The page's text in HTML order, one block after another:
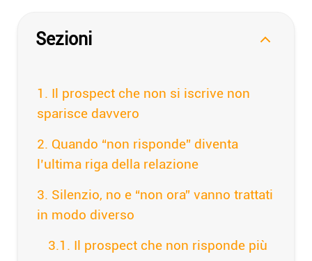
Sezioni
Il prospect che non si iscrive non
sparisce davvero
Quando “non risponde” diventa
l’ultima riga della relazione
Silenzio, no e “non ora” vanno trattati
in modo diverso
Il prospect che non risponde più